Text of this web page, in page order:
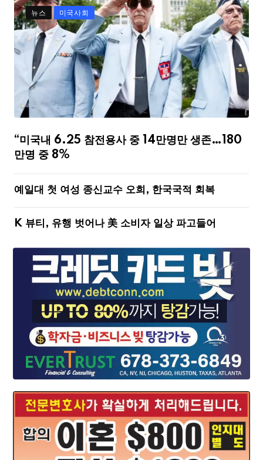
뉴스 미국사회
“미국내 6.25 참전용사 중 14만명만 생존…180
만명 중 8%
예일대 첫 여성 종신교수 오희, 한국국적 회복
K 뷰티, 유행 벗어나 美 소비자 일상 파고들어